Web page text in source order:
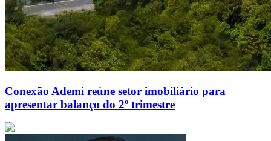
Conexão Ademi reúne setor imobiliário para
apresentar balanço do 2º trimestre